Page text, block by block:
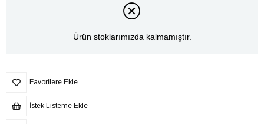
Ürün stoklarımızda kalmamıştır.
Favorilere Ekle
İstek Listeme Ekle